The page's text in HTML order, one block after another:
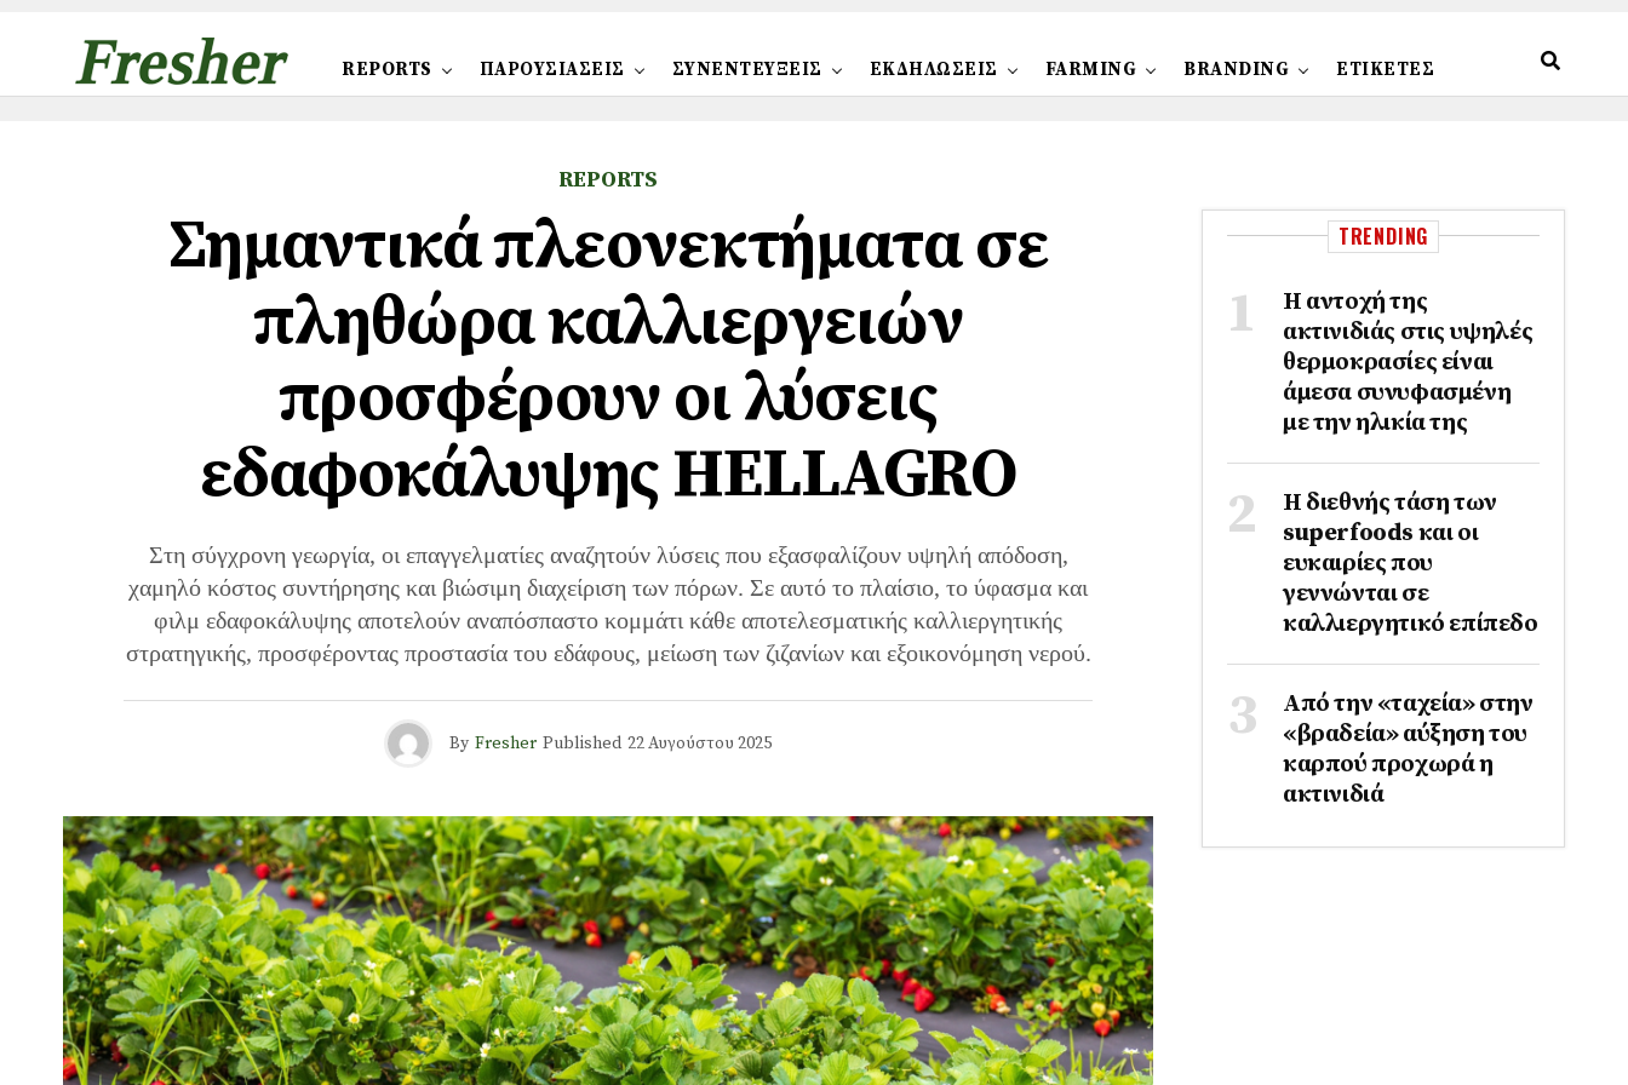
REPORTS ΠΑΡΟΥΣΙΑΣΕΙΣ ΣΥΝΕΝΤΕΥΞΕΙΣ ΕΚΔΗΛΩΣΕΙΣ FARMING BRANDING ΕΤΙΚΕΤΕΣ
REPORTS
Σημαντικά πλεονεκτήματα σε
πληθώρα καλλιεργειών
προσφέρουν οι λύσεις
εδαφοκάλυψης HELLAGRO
Στη σύγχρονη γεωργία, οι επαγγελματίες αναζητούν λύσεις που εξασφαλίζουν υψηλή απόδοση,
χαμηλό κόστος συντήρησης και βιώσιμη διαχείριση των πόρων. Σε αυτό το πλαίσιο, το ύφασμα και
φιλμ εδαφοκάλυψης αποτελούν αναπόσπαστο κομμάτι κάθε αποτελεσματικής καλλιεργητικής
στρατηγικής, προσφέροντας προστασία του εδάφους, μείωση των ζιζανίων και εξοικονόμηση νερού.
By Fresher Published 22 Αυγούστου 2025
TRENDING
Η αντοχή της
ακτινιδιάς στις υψηλές
θερμοκρασίες είναι
άμεσα συνυφασμένη
με την ηλικία της
Η διεθνής τάση των
superfoods και οι
ευκαιρίες που
γεννώνται σε
καλλιεργητικό επίπεδο
Από την «ταχεία» στην
«βραδεία» αύξηση του
καρπού προχωρά η
ακτινιδιά